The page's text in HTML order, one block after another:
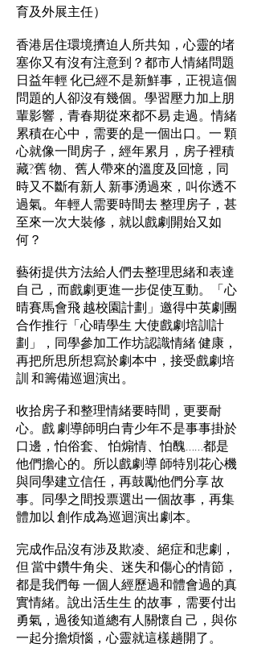
育及外展主任）
香港居住環境擠迫人所共知，心靈的堵
塞你又有沒有注意到？都市人情緒問題
日益年輕 化已經不是新鮮事，正視這個
問題的人卻沒有幾個。學習壓力加上朋
輩影響，青春期從來都不易 走過。情緒
累積在心中，需要的是一個出口。一 顆
心就像一間房子，經年累月，房子裡積
藏?舊 物、舊人帶來的溫度及回憶，同
時又不斷有新人 新事湧過來，叫你透不
過氣。年輕人需要時間去 整理房子，甚
至來一次大裝修，就以戲劇開始又如
何？
藝術提供方法給人們去整理思緒和表達
自 己，而戲劇更進一步促使互動。「心
晴賽馬會飛 越校園計劃」邀得中英劇團
合作推行「心晴學生 大使戲劇培訓計
劃」，同學參加工作坊認識情緒 健康，
再把所思所想寫於劇本中，接受戲劇培
訓 和籌備巡迴演出。
收拾房子和整理情緒要時間，更要耐
心。戲 劇導師明白青少年不是事事掛於
口邊，怕俗套、 怕煽情、怕醜……都是
他們擔心的。所以戲劇導 師特別花心機
與同學建立信任，再鼓勵他們分享 故
事。同學之間投票選出一個故事，再集
體加以 創作成為巡迴演出劇本。
完成作品沒有涉及欺凌、絕症和悲劇，
但 當中鑽牛角尖、迷失和傷心的情節，
都是我們每 一個人經歷過和體會過的真
實情緒。說出活生生 的故事，需要付出
勇氣，過後知道總有人關懷自 己，與你
一起分擔煩惱，心靈就這樣趟開了。